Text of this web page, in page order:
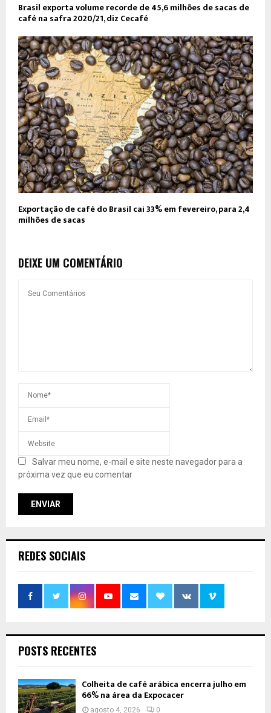
Brasil exporta volume recorde de 45,6 milhões de sacas de
café na safra 2020/21, diz Cecafé
Exportação de café do Brasil cai 33% em fevereiro, para 2,4
milhões de sacas
DEIXE UM COMENTÁRIO
Salvar meu nome, e-mail e site neste navegador para a
próxima vez que eu comentar
REDES SOCIAIS
POSTS RECENTES
Colheita de café arábica encerra julho em
66% na área da Expocacer
agosto 4, 2026 0